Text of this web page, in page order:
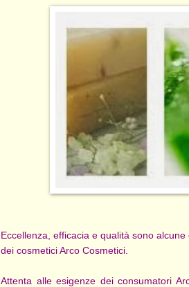
Eccellenza, efficacia e qualità sono
dei cosmetici Arco Cosmetici.
Attenta alle esigenze dei consumatori